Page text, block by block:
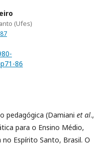
(Ufes)
86
pedagógica (Damiani et al.,
para o Ensino Médio,
Espírito Santo, Brasil. O